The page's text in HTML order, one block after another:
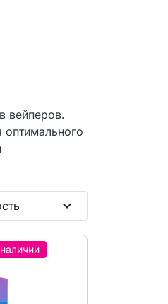
вейперов.
оптимального
expand_more